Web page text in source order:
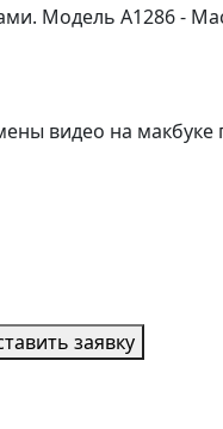
Модель A1286 -
видео на макбуке
заявку